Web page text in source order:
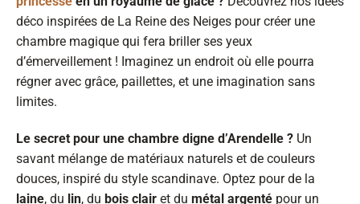
déco inspirées de La Reine des Neiges pour créer une
chambre magique qui fera briller ses yeux
d’émerveillement ! Imaginez un endroit où elle pourra
régner avec grâce, paillettes, et une imagination sans
limites.
Le secret pour une chambre digne d’Arendelle ? Un
savant mélange de matériaux naturels et de couleurs
douces, inspiré du style scandinave. Optez pour de la
laine, du lin, du bois clair et du métal argenté pour un